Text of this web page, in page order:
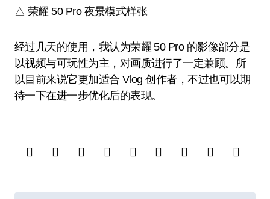
△ 荣耀 50 Pro 夜景模式样张
经过几天的使用，我认为荣耀 50 Pro 的影像部分是
以视频与可玩性为主，对画质进行了一定兼顾。所
以目前来说它更加适合 Vlog 创作者，不过也可以期
待一下在进一步优化后的表现。